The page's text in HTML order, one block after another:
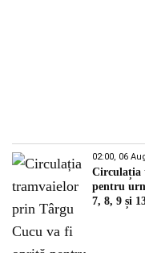
02:00, 06
Circulația
pentru
7, 8, 9 și